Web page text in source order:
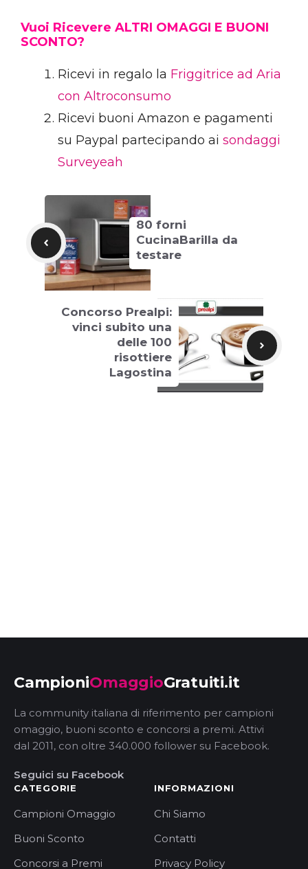
Vuoi Ricevere ALTRI OMAGGI E BUONI
SCONTO?
Ricevi in regalo la Friggitrice ad Aria
con Altroconsumo
Ricevi buoni Amazon e pagamenti
su Paypal partecipando ai sondaggi
Surveyeah
80 forni
CucinaBarilla da
testare
Concorso Prealpi:
vinci subito una
delle 100
risottiere
Lagostina
CampioniOmaggioGratuiti.it
La community italiana di riferimento per campioni
omaggio, buoni sconto e concorsi a premi. Attivi
dal 2011, con oltre 340.000 follower su Facebook.
Seguici su Facebook
CATEGORIE
Campioni Omaggio
Buoni Sconto
Concorsi a Premi
INFORMAZIONI
Chi Siamo
Contatti
Privacy Policy